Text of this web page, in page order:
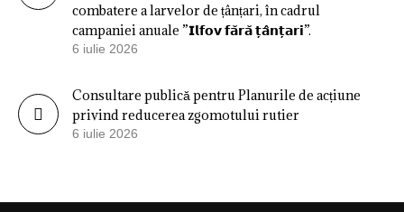
combatere a larvelor de țânțari, în cadrul
campaniei anuale ”𝗜𝗹𝗳𝗼𝘃 𝗳𝗮̆𝗿𝗮̆ 𝘁̦𝗮̂𝗻𝘁̦𝗮𝗿𝗶”.
6 iulie 2026
Consultare publică pentru Planurile de acțiune
privind reducerea zgomotului rutier
6 iulie 2026